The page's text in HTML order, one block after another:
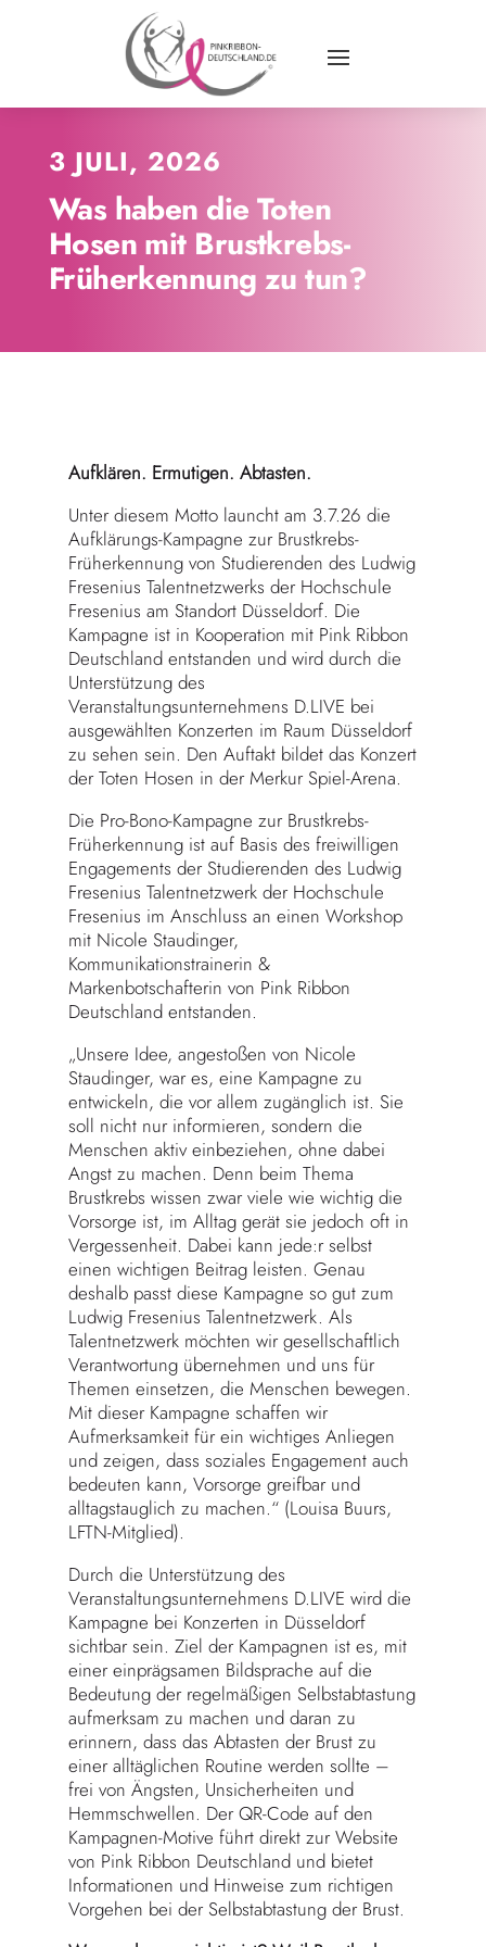
3 JULI, 2026
Was haben die Toten
Hosen mit Brustkrebs-
Früherkennung zu tun?
Aufklären. Ermutigen. Abtasten.
Unter diesem Motto launcht am 3.7.26 die
Aufklärungs-Kampagne zur Brustkrebs-
Früherkennung von Studierenden des Ludwig
Fresenius Talentnetzwerks der Hochschule
Fresenius am Standort Düsseldorf. Die
Kampagne ist in Kooperation mit Pink Ribbon
Deutschland entstanden und wird durch die
Unterstützung des
Veranstaltungsunternehmens D.LIVE bei
ausgewählten Konzerten im Raum Düsseldorf
zu sehen sein. Den Auftakt bildet das Konzert
der Toten Hosen in der Merkur Spiel-Arena.
Die Pro-Bono-Kampagne zur Brustkrebs-
Früherkennung ist auf Basis des freiwilligen
Engagements der Studierenden des Ludwig
Fresenius Talentnetzwerk der Hochschule
Fresenius im Anschluss an einen Workshop
mit Nicole Staudinger,
Kommunikationstrainerin &
Markenbotschafterin von Pink Ribbon
Deutschland entstanden.
„Unsere Idee, angestoßen von Nicole
Staudinger, war es, eine Kampagne zu
entwickeln, die vor allem zugänglich ist. Sie
soll nicht nur informieren, sondern die
Menschen aktiv einbeziehen, ohne dabei
Angst zu machen. Denn beim Thema
Brustkrebs wissen zwar viele wie wichtig die
Vorsorge ist, im Alltag gerät sie jedoch oft in
Vergessenheit. Dabei kann jede:r selbst
einen wichtigen Beitrag leisten. Genau
deshalb passt diese Kampagne so gut zum
Ludwig Fresenius Talentnetzwerk. Als
Talentnetzwerk möchten wir gesellschaftlich
Verantwortung übernehmen und uns für
Themen einsetzen, die Menschen bewegen.
Mit dieser Kampagne schaffen wir
Aufmerksamkeit für ein wichtiges Anliegen
und zeigen, dass soziales Engagement auch
bedeuten kann, Vorsorge greifbar und
alltagstauglich zu machen.“ (Louisa Buurs,
LFTN-Mitglied).
Durch die Unterstützung des
Veranstaltungsunternehmens D.LIVE wird die
Kampagne bei Konzerten in Düsseldorf
sichtbar sein. Ziel der Kampagnen ist es, mit
einer einprägsamen Bildsprache auf die
Bedeutung der regelmäßigen Selbstabtastung
aufmerksam zu machen und daran zu
erinnern, dass das Abtasten der Brust zu
einer alltäglichen Routine werden sollte –
frei von Ängsten, Unsicherheiten und
Hemmschwellen. Der QR-Code auf den
Kampagnen-Motive führt direkt zur Website
von Pink Ribbon Deutschland und bietet
Informationen und Hinweise zum richtigen
Vorgehen bei der Selbstabtastung der Brust.